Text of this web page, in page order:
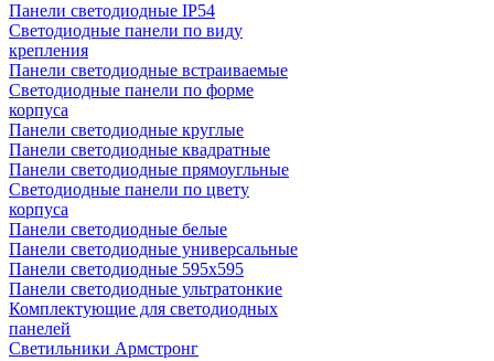
Панели светодиодные IP54
Светодиодные панели по виду
крепления
Панели светодиодные встраиваемые
Светодиодные панели по форме
корпуса
Панели светодиодные круглые
Панели светодиодные квадратные
Панели светодиодные прямоугльные
Светодиодные панели по цвету
корпуса
Панели светодиодные белые
Панели светодиодные универсальные
Панели светодиодные 595х595
Панели светодиодные ультратонкие
Комплектующие для светодиодных
панелей
Светильники Армстронг